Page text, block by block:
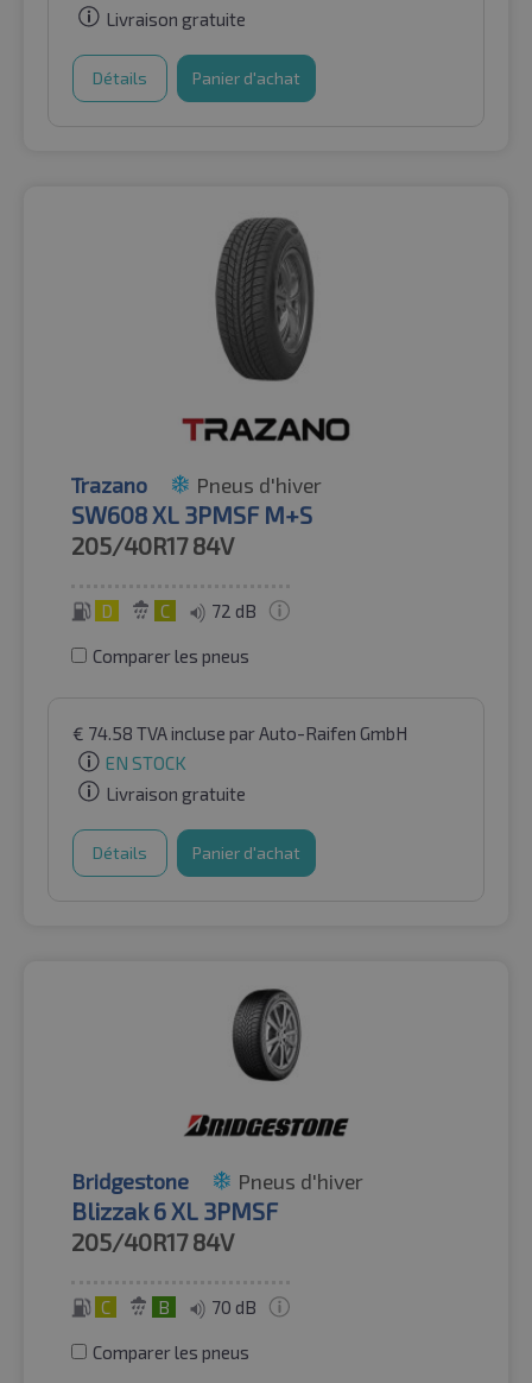
Livraison gratuite
Détails Panier d'achat
Trazano Pneus d'hiver
SW608 XL 3PMSF M+S
205/40R17 84V
D C 72 dB
Comparer les pneus
€ 74.58 TVA incluse par Auto-Raifen GmbH
EN STOCK
Livraison gratuite
Détails Panier d'achat
Bridgestone Pneus d'hiver
Blizzak 6 XL 3PMSF
205/40R17 84V
C B 70 dB
Comparer les pneus